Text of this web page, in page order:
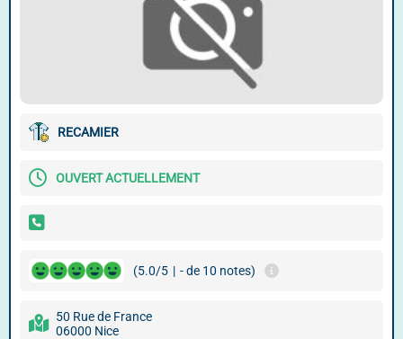
RECAMIER
OUVERT ACTUELLEMENT
(5.0/5 | - de 10 notes)
50 Rue de France
06000 Nice